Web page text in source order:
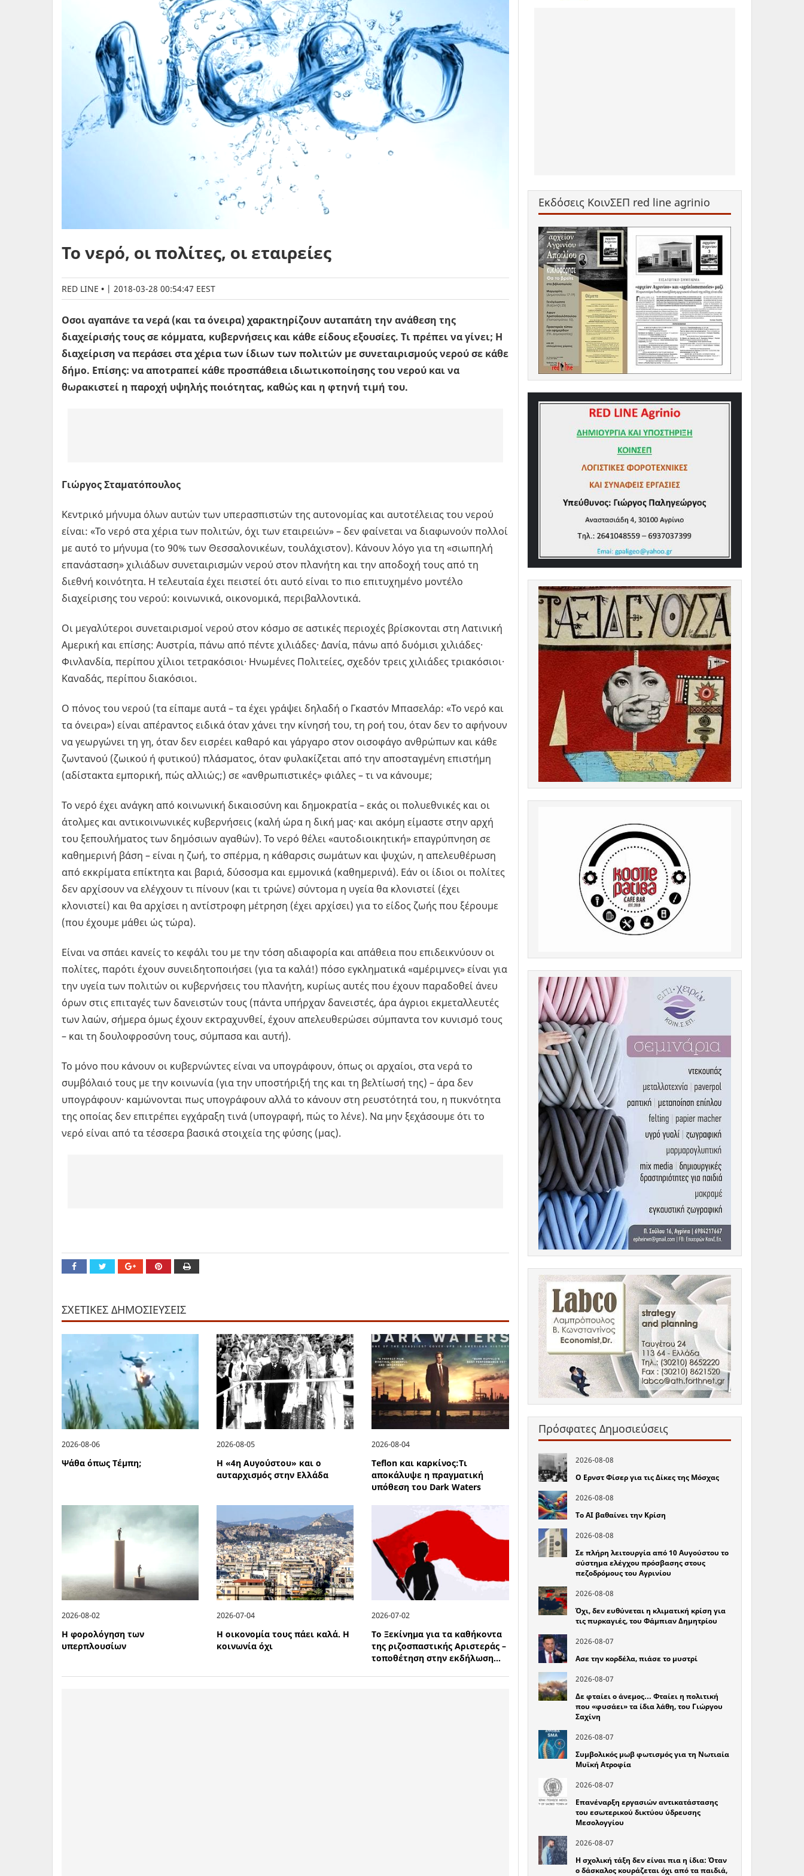
Το νερό, οι πολίτες, οι εταιρείες
RED LINE | 2018-03-28 00:54:47 EEST
Οσοι αγαπάνε τα νερά (και τα όνειρα) χαρακτηρίζουν αυταπάτη την ανάθεση της
διαχείρισής τους σε κόμματα, κυβερνήσεις και κάθε είδους εξουσίες. Τι πρέπει να γίνει; Η
διαχείριση να περάσει στα χέρια των ίδιων των πολιτών με συνεταιρισμούς νερού σε κάθε
δήμο. Επίσης: να αποτραπεί κάθε προσπάθεια ιδιωτικοποίησης του νερού και να
θωρακιστεί η παροχή υψηλής ποιότητας, καθώς και η φτηνή τιμή του.
Γιώργος Σταματόπουλος
Κεντρικό μήνυμα όλων αυτών των υπερασπιστών της αυτονομίας και αυτοτέλειας του νερού
είναι: «Το νερό στα χέρια των πολιτών, όχι των εταιρειών» – δεν φαίνεται να διαφωνούν πολλοί
με αυτό το μήνυμα (το 90% των Θεσσαλονικέων, τουλάχιστον). Κάνουν λόγο για τη «σιωπηλή
επανάσταση» χιλιάδων συνεταιρισμών νερού στον πλανήτη και την αποδοχή τους από τη
διεθνή κοινότητα. Η τελευταία έχει πειστεί ότι αυτό είναι το πιο επιτυχημένο μοντέλο
διαχείρισης του νερού: κοινωνικά, οικονομικά, περιβαλλοντικά.
Οι μεγαλύτεροι συνεταιρισμοί νερού στον κόσμο σε αστικές περιοχές βρίσκονται στη Λατινική
Αμερική και επίσης: Αυστρία, πάνω από πέντε χιλιάδες· Δανία, πάνω από δυόμισι χιλιάδες·
Φινλανδία, περίπου χίλιοι τετρακόσιοι· Ηνωμένες Πολιτείες, σχεδόν τρεις χιλιάδες τριακόσιοι·
Καναδάς, περίπου διακόσιοι.
Ο πόνος του νερού (τα είπαμε αυτά – τα έχει γράψει δηλαδή ο Γκαστόν Μπασελάρ: «Το νερό και
τα όνειρα») είναι απέραντος ειδικά όταν χάνει την κίνησή του, τη ροή του, όταν δεν το αφήνουν
να γεωργώνει τη γη, όταν δεν εισρέει καθαρό και γάργαρο στον οισοφάγο ανθρώπων και κάθε
ζωντανού (ζωικού ή φυτικού) πλάσματος, όταν φυλακίζεται από την αποσταγμένη επιστήμη
(αδίστακτα εμπορική, πώς αλλιώς;) σε «ανθρωπιστικές» φιάλες – τι να κάνουμε;
Το νερό έχει ανάγκη από κοινωνική δικαιοσύνη και δημοκρατία – εκάς οι πολυεθνικές και οι
άτολμες και αντικοινωνικές κυβερνήσεις (καλή ώρα η δική μας· και ακόμη είμαστε στην αρχή
του ξεπουλήματος των δημόσιων αγαθών). Το νερό θέλει «αυτοδιοικητική» επαγρύπνηση σε
καθημερινή βάση – είναι η ζωή, το σπέρμα, η κάθαρσις σωμάτων και ψυχών, η απελευθέρωση
από εκκρίματα επίκτητα και βαριά, δύσοσμα και εμμονικά (καθημερινά). Εάν οι ίδιοι οι πολίτες
δεν αρχίσουν να ελέγχουν τι πίνουν (και τι τρώνε) σύντομα η υγεία θα κλονιστεί (έχει
κλονιστεί) και θα αρχίσει η αντίστροφη μέτρηση (έχει αρχίσει) για το είδος ζωής που ξέρουμε
(που έχουμε μάθει ώς τώρα).
Είναι να σπάει κανείς το κεφάλι του με την τόση αδιαφορία και απάθεια που επιδεικνύουν οι
πολίτες, παρότι έχουν συνειδητοποιήσει (για τα καλά!) πόσο εγκληματικά «αμέριμνες» είναι για
την υγεία των πολιτών οι κυβερνήσεις του πλανήτη, κυρίως αυτές που έχουν παραδοθεί άνευ
όρων στις επιταγές των δανειστών τους (πάντα υπήρχαν δανειστές, άρα άγριοι εκμεταλλευτές
των λαών, σήμερα όμως έχουν εκτραχυνθεί, έχουν απελευθερώσει σύμπαντα τον κυνισμό τους
– και τη δουλοφροσύνη τους, σύμπασα και αυτή).
Το μόνο που κάνουν οι κυβερνώντες είναι να υπογράφουν, όπως οι αρχαίοι, στα νερά το
συμβόλαιό τους με την κοινωνία (για την υποστήριξή της και τη βελτίωσή της) – άρα δεν
υπογράφουν· καμώνονται πως υπογράφουν αλλά το κάνουν στη ρευστότητά του, η πυκνότητα
της οποίας δεν επιτρέπει εγχάραξη τινά (υπογραφή, πώς το λένε). Να μην ξεχάσουμε ότι το
νερό είναι από τα τέσσερα βασικά στοιχεία της φύσης (μας).
ΣΧΕΤΙΚΕΣ ΔΗΜΟΣΙΕΥΣΕΙΣ
2026-08-06
Ψάθα όπως Τέμπη;
2026-08-05
Η «4η Αυγούστου» και ο
αυταρχισμός στην Ελλάδα
2026-08-04
Teflon και καρκίνος:Τι
αποκάλυψε η πραγματική
υπόθεση του Dark Waters
2026-08-02
Η φορολόγηση των
υπερπλουσίων
2026-07-04
Η οικονομία τους πάει καλά. Η
κοινωνία όχι
2026-07-02
Το Ξεκίνημα για τα καθήκοντα
της ριζοσπαστικής Αριστεράς –
τοποθέτηση στην εκδήλωση...
Εκδόσεις ΚοινΣΕΠ red line agrinio
Πρόσφατες Δημοσιεύσεις
2026-08-08
Ο Ερνστ Φίσερ για τις Δίκες της Μόσχας
2026-08-08
Το ΑΙ βαθαίνει την Κρίση
2026-08-08
Σε πλήρη λειτουργία από 10 Αυγούστου το
σύστημα ελέγχου πρόσβασης στους
πεζοδρόμους του Αγρινίου
2026-08-08
Όχι, δεν ευθύνεται η κλιματική κρίση για
τις πυρκαγιές, του Φάμπιαν Δημητρίου
2026-08-07
Ασε την κορδέλα, πιάσε το μυστρί
2026-08-07
Δε φταίει ο άνεμος… Φταίει η πολιτική
που «φυσάει» τα ίδια λάθη, του Γιώργου
Σαχίνη
2026-08-07
Συμβολικός μωβ φωτισμός για τη Νωτιαία
Μυϊκή Ατροφία
2026-08-07
Επανέναρξη εργασιών αντικατάστασης
του εσωτερικού δικτύου ύδρευσης
Μεσολογγίου
2026-08-07
Η σχολική τάξη δεν είναι πια η ίδια: Όταν
ο δάσκαλος κουράζεται όχι από τα παιδιά,